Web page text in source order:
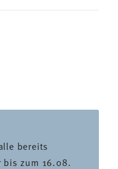
bereits
bis zum 16.08.